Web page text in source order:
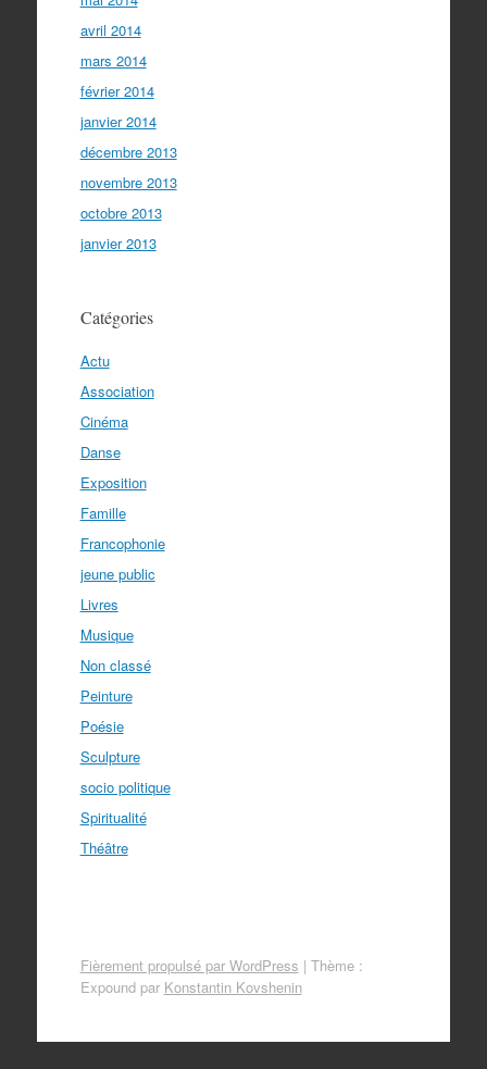
avril 2014
mars 2014
février 2014
janvier 2014
décembre 2013
novembre 2013
octobre 2013
janvier 2013
Catégories
Actu
Association
Cinéma
Danse
Exposition
Famille
Francophonie
jeune public
Livres
Musique
Non classé
Peinture
Poésie
Sculpture
socio politique
Spiritualité
Théâtre
Fièrement propulsé par WordPress | Thème :
Expound par Konstantin Kovshenin